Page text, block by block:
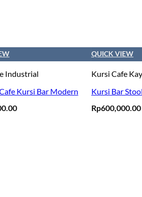
Industrial
Kursi Bar Modern
QUICK VIEW
Kursi Cafe
Kursi Bar
Rp600,000.00